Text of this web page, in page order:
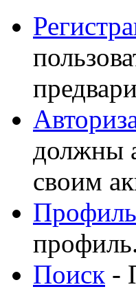
должны
своим
Профиль
Поиск -